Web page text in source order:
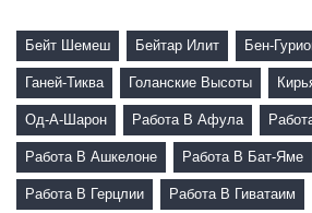
Бейт Шемеш Бейтар Илит Бен-
Ганей-Тиква Голанские Высоты
Од-А-Шарон Работа В Афула
Работа В Ашкелоне Работа В Бат-Яме
Работа В Герцлии Работа В Гиватаим